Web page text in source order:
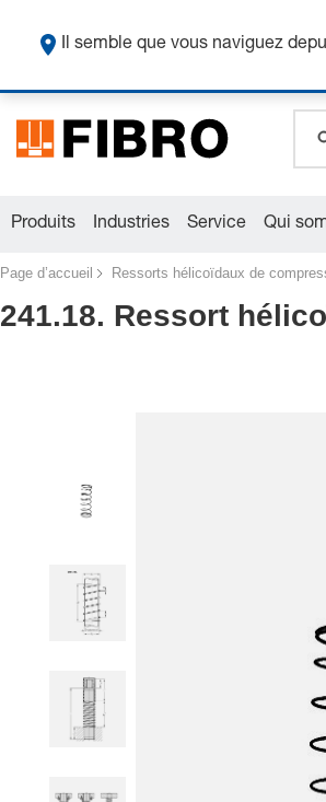
Produits Industries Service Qui
Page d’accueil Ressorts hélicoïdaux de
241.18. Ressort
Il semble que vous naviguez